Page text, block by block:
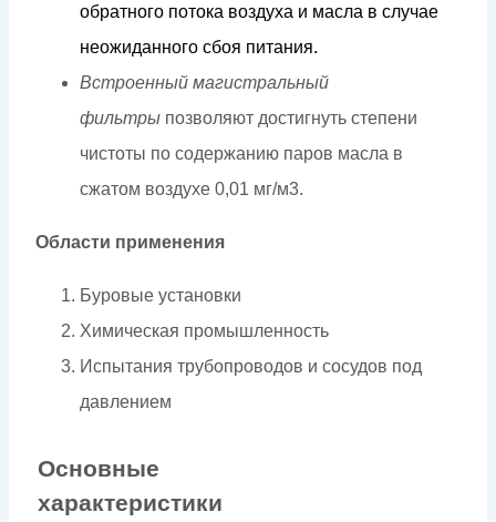
обратного потока воздуха и масла в случае
неожиданного сбоя питания.
Встроенный магистральный
фильтры позволяют достигнуть степени
чистоты по содержанию паров масла в
сжатом воздухе 0,01 мг/м3.
Области применения
Буровые установки
Химическая промышленность
Испытания трубопроводов и сосудов под
давлением
Основные
характеристики